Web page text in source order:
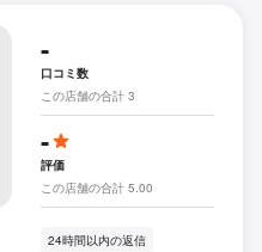
-
口コミ数
この店舗の合計 3
-
評価
この店舗の合計 5.00
24時間以内の返信